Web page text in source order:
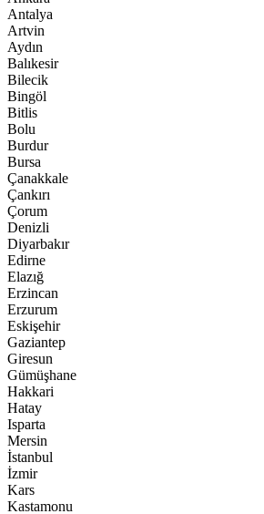
Antalya
Artvin
Aydın
Balıkesir
Bilecik
Bingöl
Bitlis
Bolu
Burdur
Bursa
Çanakkale
Çankırı
Çorum
Denizli
Diyarbakır
Edirne
Elazığ
Erzincan
Erzurum
Eskişehir
Gaziantep
Giresun
Gümüşhane
Hakkari
Hatay
Isparta
Mersin
İstanbul
İzmir
Kars
Kastamonu